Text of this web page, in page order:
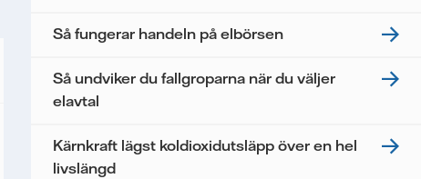
Så fungerar handeln på elbörsen
Så undviker du fallgroparna när du väljer
elavtal
Kärnkraft lägst koldioxidutsläpp över en hel
livslängd